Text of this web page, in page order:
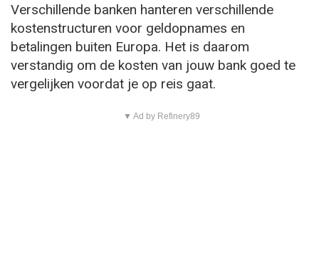
Verschillende banken hanteren verschillende
kostenstructuren voor geldopnames en
betalingen buiten Europa. Het is daarom
verstandig om de kosten van jouw bank goed te
vergelijken voordat je op reis gaat.
▼ Ad by Refinery89